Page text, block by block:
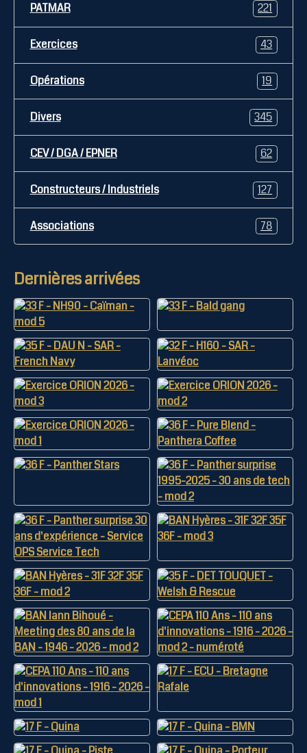
PATMAR 221
Exercices 43
Opérations 19
Divers 345
CEV / DGA / EPNER 62
Constructeurs / Industriels 127
Associations 78
Dernières arrivées